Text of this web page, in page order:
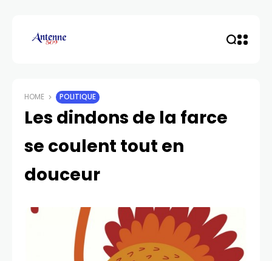
HOME POLITIQUE
Les dindons de la farce
se coulent tout en
douceur